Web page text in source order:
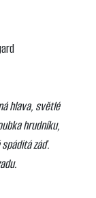
hlava, světlé
hrudníku,
záď.